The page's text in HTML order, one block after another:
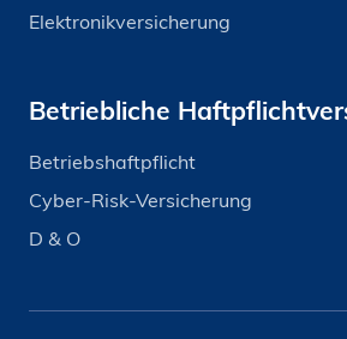
Elektronikversicherung
Betriebliche
Betriebshaftpflicht
Cyber-Risk-Versicherung
D & O